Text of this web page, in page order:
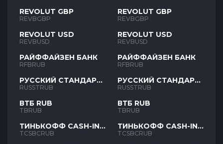
REVOLUT GBP
REVBGBP
REVOLUT USD
REVBUSD
РАЙФФАЙЗЕН БАНК
RFBRUB
РУССКИЙ СТАНДАРТ
RUB
RUSSTRUB
ВТБ RUB
TBRUB
ТИНЬКОФФ CASH-IN
RUB
TCSBCRUB
REVOLUT GBP
REVBGBP
REVOLUT USD
REVBUSD
РАЙФФАЙЗЕН БАНК
RFBRUB
РУССКИЙ СТАНДАРТ
RUB
RUSSTRUB
ВТБ RUB
TBRUB
ТИНЬКОФФ CASH-IN
RUB
TCSBCRUB